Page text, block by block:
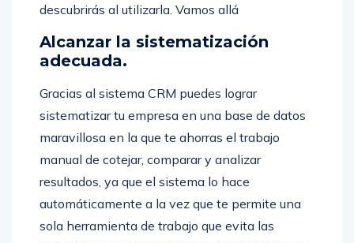
descubrirás al utilizarla. Vamos allá
Alcanzar la sistematización
adecuada.
Gracias al sistema CRM puedes lograr
sistematizar tu empresa en una base de datos
maravillosa en la que te ahorras el trabajo
manual de cotejar, comparar y analizar
resultados, ya que el sistema lo hace
automáticamente a la vez que te permite una
sola herramienta de trabajo que evita las